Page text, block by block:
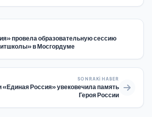
провела образовательную сессию
в Мосгордуме
SONRAKI HABER
«Единая Россия» увековечила память
Героя России